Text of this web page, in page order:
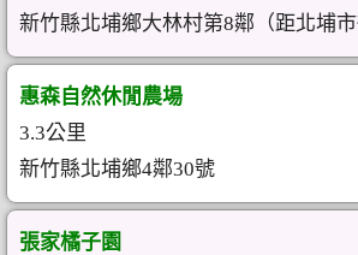
新竹縣北埔鄉大林村第8鄰（距北埔市
惠森自然休閒農場
3.3公里
新竹縣北埔鄉4鄰30號
張家橘子園